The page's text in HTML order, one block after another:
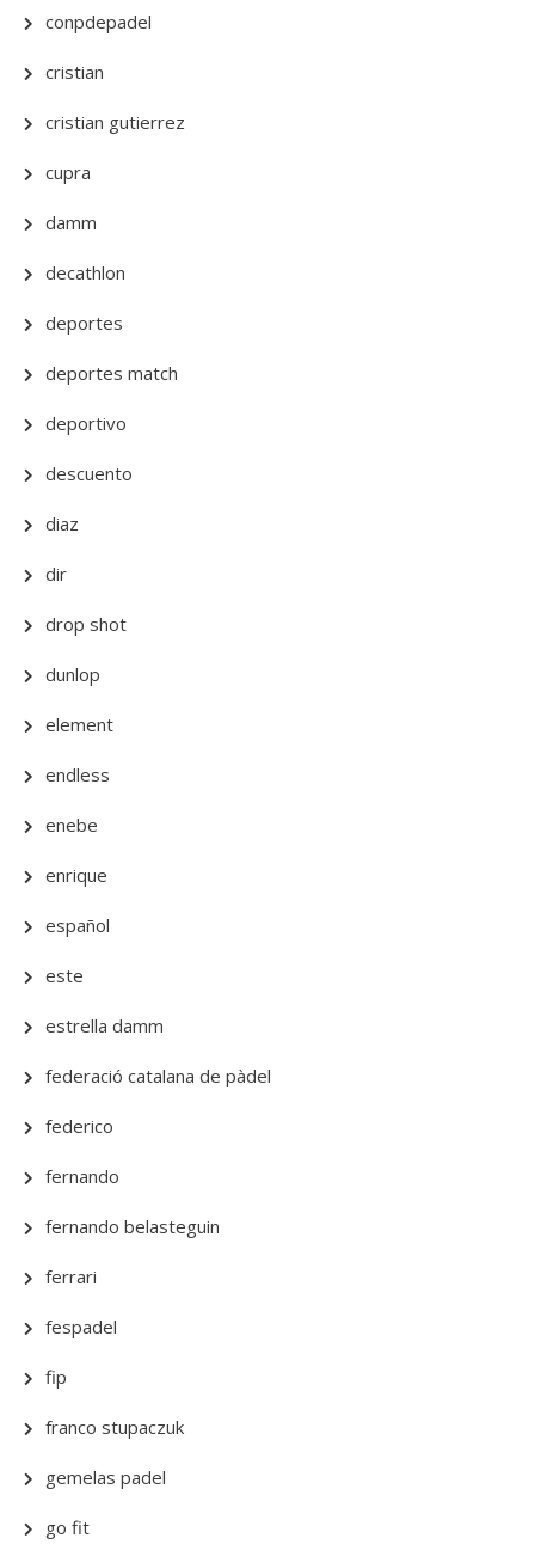
conpdepadel
cristian
cristian gutierrez
cupra
damm
decathlon
deportes
deportes match
deportivo
descuento
diaz
dir
drop shot
dunlop
element
endless
enebe
enrique
español
este
estrella damm
federació catalana de pàdel
federico
fernando
fernando belasteguin
ferrari
fespadel
fip
franco stupaczuk
gemelas padel
go fit